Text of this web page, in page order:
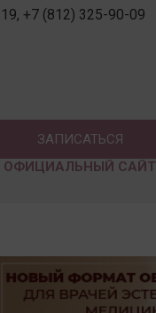
+7 (812) 325-90-09
ЗАПИСАТЬСЯ
ОФИЦИАЛЬНЫЙ САЙТ